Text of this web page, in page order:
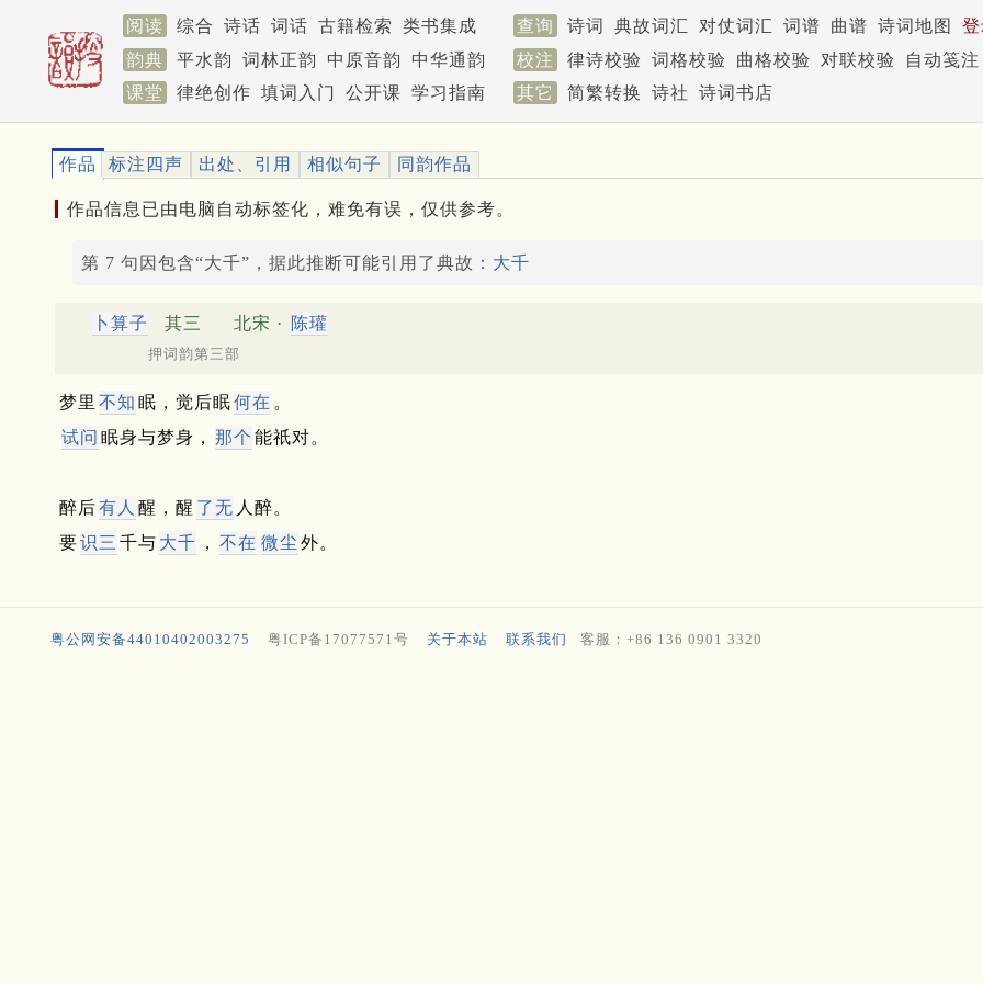
阅读 综合 诗话 词话 古籍检索 类书集成 查询 诗词 典故词汇 对仗词汇 词谱 曲谱 诗词地图
韵典
平水韵 词林正韵 中原音韵 中华通韵 校注 律诗校验 词格校验 曲格校验 对联校验
自动笺注
课堂
律绝创作 填词入门 公开课 学习指南 其它 简繁转换 诗社 诗词书店
作品 标注四声 出处、引用 相似句子 同韵作品
作品信息已由电脑自动标签化，难免有误，仅供参考。
第 7 句因包含“大千”，据此推断可能引用了典故： 大千
卜算子 其三 北宋 · 陈瓘
押词韵第三部
梦里 不知 眠，觉后眠何在 。
试问 眠身与梦身， 那个 能祇对。
醉后有人 醒，醒 了无 人醉。
要识三 千与 大千 ， 不在 微尘 外。
粤公网安备44010402003275 粤ICP备17077571号 关于本站 联系我们 客服：+86 136 0901 3320